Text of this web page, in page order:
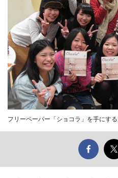
フリーペーパー「ショコラ」を手にす